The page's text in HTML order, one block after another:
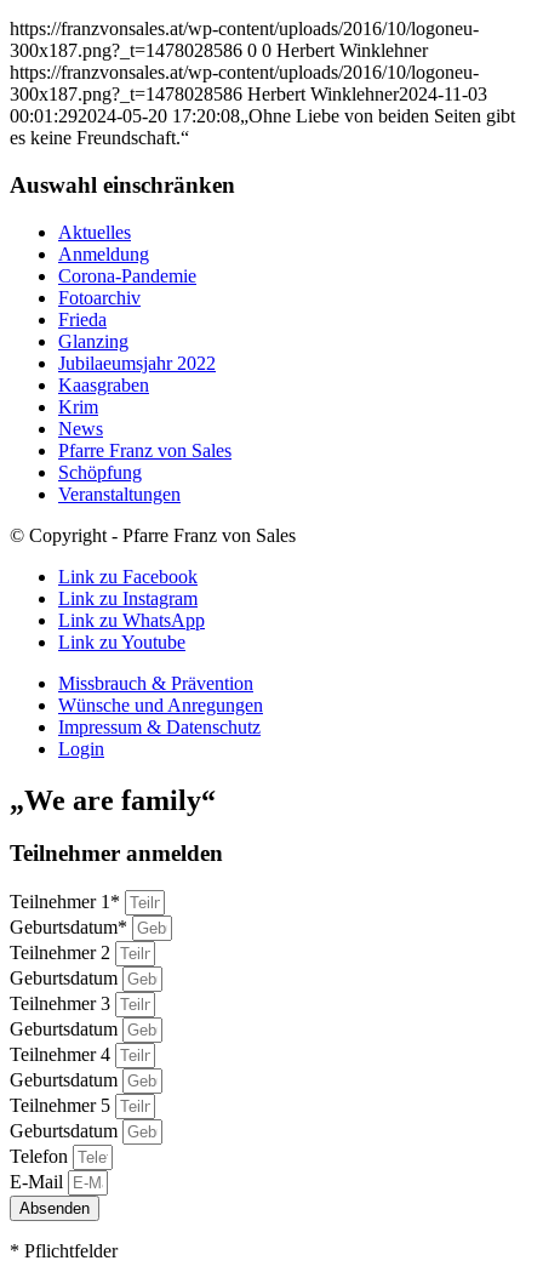
https://franzvonsales.at/wp-content/uploads/2016/10/logoneu-
300x187.png?_t=1478028586 0 0 Herbert Winklehner
https://franzvonsales.at/wp-content/uploads/2016/10/logoneu-
300x187.png?_t=1478028586 Herbert Winklehner2024-11-03
00:01:292024-05-20 17:20:08„Ohne Liebe von beiden Seiten gibt
es keine Freundschaft.“
Auswahl einschränken
Aktuelles
Anmeldung
Corona-Pandemie
Fotoarchiv
Frieda
Glanzing
Jubilaeumsjahr 2022
Kaasgraben
Krim
News
Pfarre Franz von Sales
Schöpfung
Veranstaltungen
© Copyright - Pfarre Franz von Sales
Link zu Facebook
Link zu Instagram
Link zu WhatsApp
Link zu Youtube
Missbrauch & Prävention
Wünsche und Anregungen
Impressum & Datenschutz
Login
„We are family“
Teilnehmer anmelden
Teilnehmer 1*
Geburtsdatum*
Teilnehmer 2
Geburtsdatum
Teilnehmer 3
Geburtsdatum
Teilnehmer 4
Geburtsdatum
Teilnehmer 5
Geburtsdatum
Telefon
E-Mail
Absenden
* Pflichtfelder